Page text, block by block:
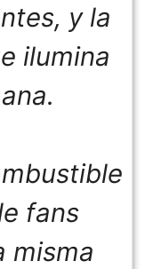
y la
ilumina
fans
misma